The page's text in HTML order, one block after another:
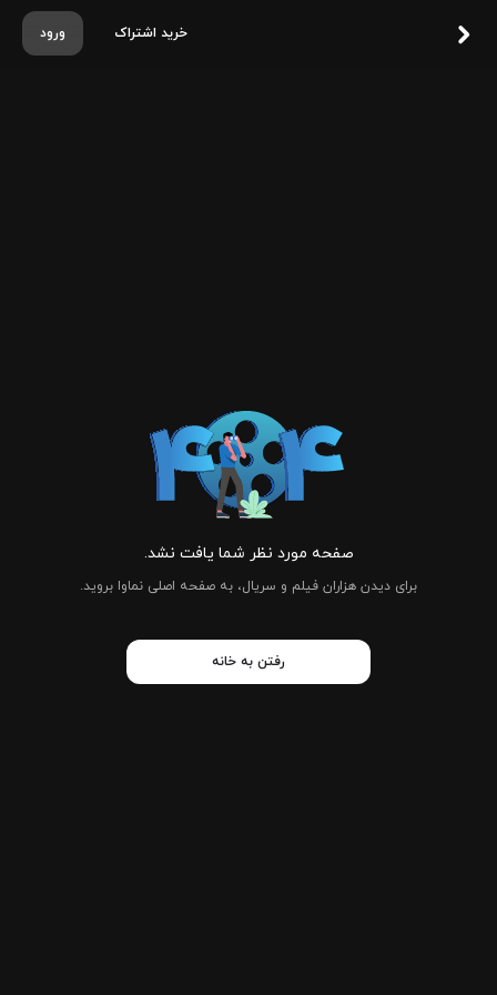
ورود خرید اشتراک
صفحه مورد نظر شما یافت نشد.
برای دیدن هزاران فیلم و سریال، به صفحه اصلی نماوا بروید.
رفتن به خانه